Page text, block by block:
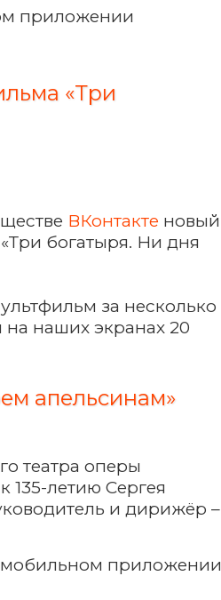
приложении
«Три
ВКонтакте новый
богатыря. Ни дня
за несколько
наших экранах 20
апельсинам»
театра оперы
135-летию Сергея
и дирижёр –
приложении